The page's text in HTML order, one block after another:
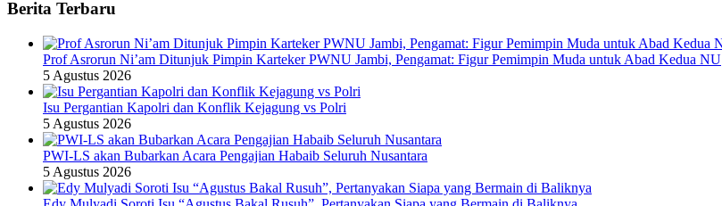
Berita Terbaru
Prof Asrorun Ni’am Ditunjuk Pimpin Karteker PWNU Jambi, Pengamat: Figur Pemimpin Muda untuk Abad Kedua NU
5 Agustus 2026
Isu Pergantian Kapolri dan Konflik Kejagung vs Polri
5 Agustus 2026
PWI-LS akan Bubarkan Acara Pengajian Habaib Seluruh Nusantara
5 Agustus 2026